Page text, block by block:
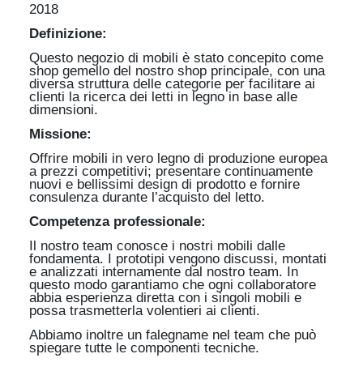
2018
Definizione:
Questo negozio di mobili è stato concepito come
shop gemello del nostro shop principale, con una
diversa struttura delle categorie per facilitare ai
clienti la ricerca dei letti in legno in base alle
dimensioni.
Missione:
Offrire mobili in vero legno di produzione europea
a prezzi competitivi; presentare continuamente
nuovi e bellissimi design di prodotto e fornire
consulenza durante l’acquisto del letto.
Competenza professionale:
Il nostro team conosce i nostri mobili dalle
fondamenta. I prototipi vengono discussi, montati
e analizzati internamente dal nostro team. In
questo modo garantiamo che ogni collaboratore
abbia esperienza diretta con i singoli mobili e
possa trasmetterla volentieri ai clienti.
Abbiamo inoltre un falegname nel team che può
spiegare tutte le componenti tecniche.